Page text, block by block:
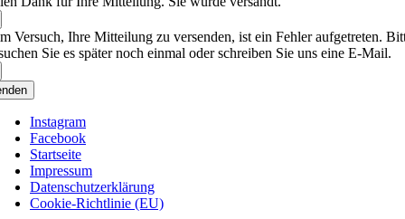
Versuch, Ihre Mitteilung zu versenden, ist ein Fehler aufgetreten.
Sie es später noch einmal oder schreiben Sie uns eine E-Mail.
Instagram
Facebook
Startseite
Impressum
Datenschutzerklärung
Cookie-Richtlinie (EU)